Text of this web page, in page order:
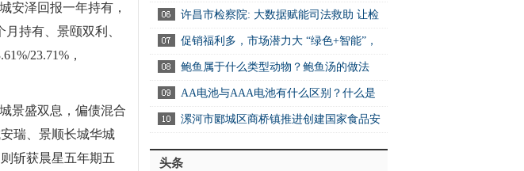
安泽回报一年持有，
持有、景颐双利、
23.71%，
景盛双息，偏债混合
瑞、景顺长城华城
斩获晨星五年期五
许昌市检察院: 大数据赋能司法救助 让检
察关爱可感可触可及
促销福利多，市场潜力大 “绿色+智能”，
家电消费新选择
鲍鱼属于什么类型动物？鲍鱼汤的做法
AA电池与AAA电池有什么区别？什么是
AA电池？ 快资讯
漯河市郾城区商桥镇推进创建国家食品安
头条